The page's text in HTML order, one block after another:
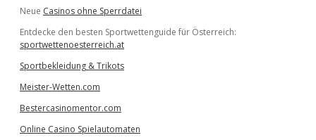
Neue Casinos ohne Sperrdatei
Entdecke den besten Sportwettenguide für Österreich:
sportwettenoesterreich.at
Sportbekleidung & Trikots
Meister-Wetten.com
Bestercasinomentor.com
Online Casino Spielautomaten